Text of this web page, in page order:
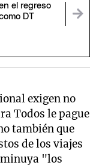
el regreso
DT
exigen no
Todos le pague
también que
de los viajes
"los